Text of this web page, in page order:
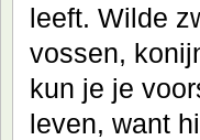
leeft. Wilde
vossen,
kun je je
leven, want